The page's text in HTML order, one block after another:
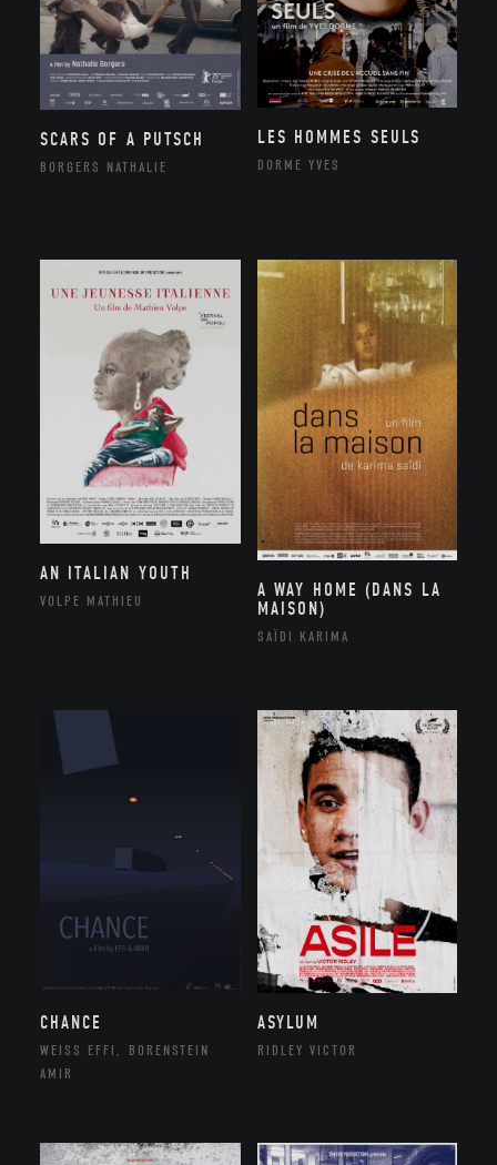
SCARS OF A PUTSCH
BORGERS NATHALIE
LES HOMMES SEULS
DORME YVES
AN ITALIAN YOUTH
VOLPE MATHIEU
A WAY HOME (DANS LA
MAISON)
SAÏDI KARIMA
CHANCE
WEISS EFFI, BORENSTEIN
AMIR
ASYLUM
RIDLEY VICTOR